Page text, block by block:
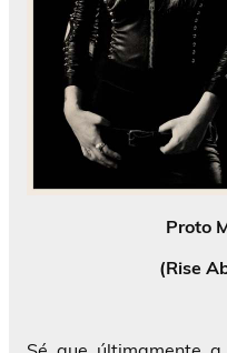
Proto
(Rise